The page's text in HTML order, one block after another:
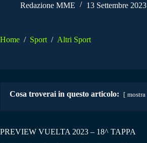
Redazione MME 13 Settembre 2023
Home / Sport / Altri Sport
Cosa troverai in questo articolo: mostra
PREVIEW VUELTA 2023 – 18^ TAPPA